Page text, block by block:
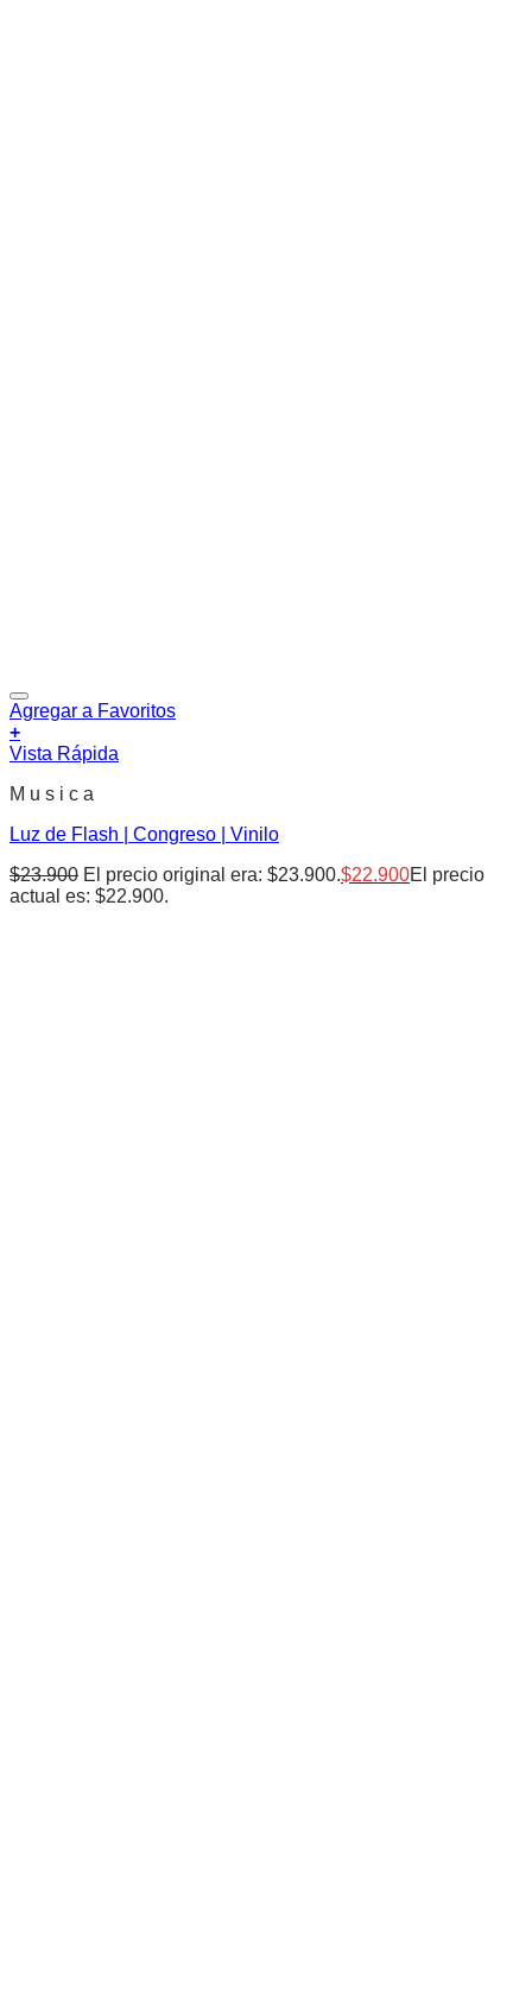
Agregar a Favoritos
+
Vista Rápida
M u s i c a
Luz de Flash | Congreso | Vinilo
$23.900 El precio original era: $23.900.$22.900El precio
actual es: $22.900.